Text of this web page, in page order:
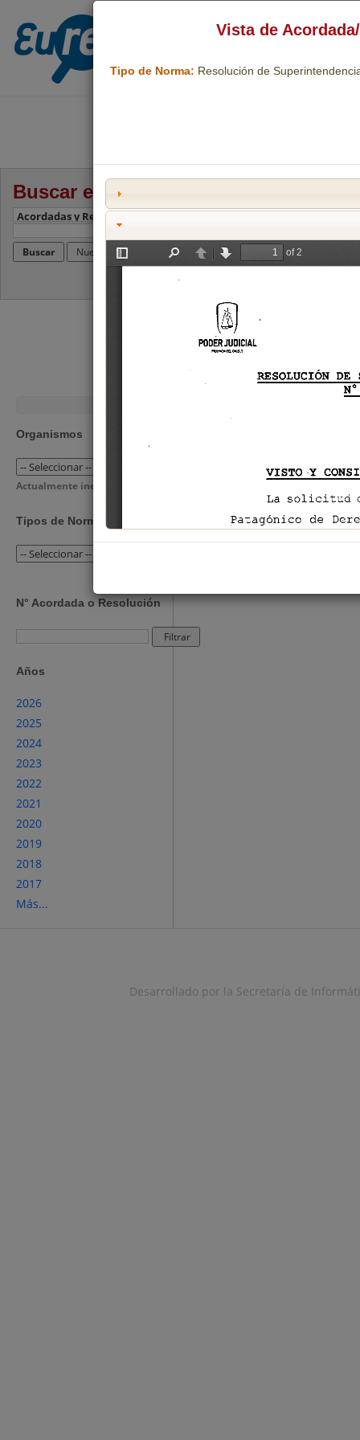
Centro de
Buscar en Eureka!
Amplia la búsqueda?
Organismos
Actualmente inexistentes
Tipos de Norma
N° Acordada o Resolución
Filtrar
Años
2026
2025
2024
2023
2022
2021
2020
2019
2018
2017
Más...
Vista de
Tipo de Norma: Resolución de
Desarrollado por la Secretaría de